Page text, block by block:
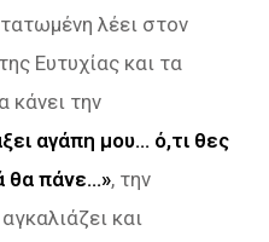
λέει στον
Ευτυχίας και τα
κάνει την
αγάπη μου… ό,τι θες
θα πάνε…», την
και